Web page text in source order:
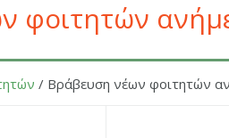
φοιτητών
/ Βράβευση νέων φοιτητών